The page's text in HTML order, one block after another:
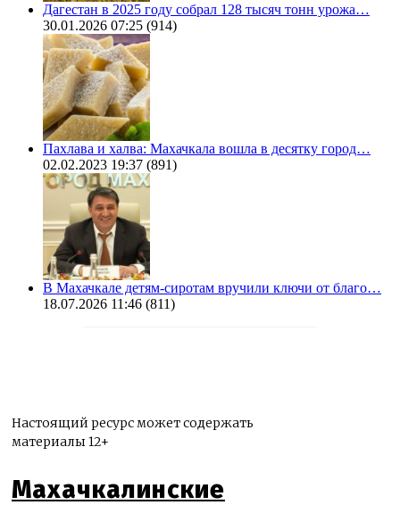
Дагестан в 2025 году собрал 128 тысяч тонн урожа…
30.01.2026 07:25 (914)
Пахлава и халва: Махачкала вошла в десятку город…
02.02.2023 19:37 (891)
В Махачкале детям-сиротам вручили ключи от благо…
18.07.2026 11:46 (811)
Настоящий ресурс может содержать
материалы 12+
Махачкалинские